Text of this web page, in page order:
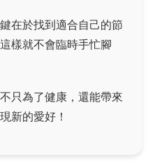
在於找到適合自己的節
樣就不會臨時手忙腳
只為了健康，還能帶來
新的愛好！